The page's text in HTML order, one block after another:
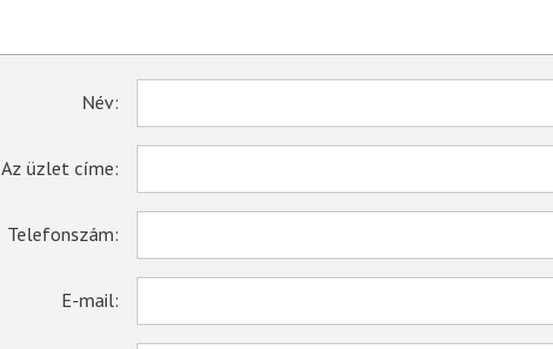
Név:
Az üzlet címe:
Telefonszám:
E-mail: